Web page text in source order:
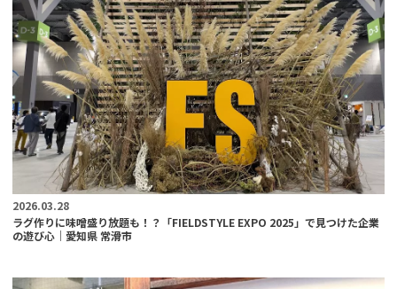
2026.03.28
ラグ作りに味噌盛り放題も！？「FIELDSTYLE EXPO 2025」で見つけた企業
の遊び心｜愛知県 常滑市